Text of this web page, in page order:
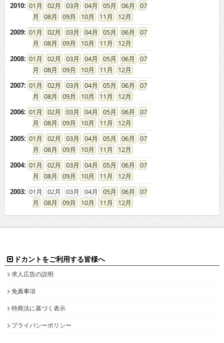
2010: 01 02 03 04 05 06
07
08
09 10 11
12
2009: 01 02 03 04 05 06
07
08
09 10 11
12
2008: 01 02 03 04 05 06
07
08
09 10 11
12
2007: 01 02 03 04 05 06
07
08
09 10 11
12
2006: 01 02 03 04 05 06
07
08
09 10 11
12
2005: 01 02 03 04 05 06
07
08
09 10 11
12
2004: 01 02 03 04 05 06
07
08
09 10 11
12
2003: 01 02 03 04 05 06
07
08
09 10 11 12
ドカントをご利用する皆様へ
求人広告の説明
免責事項
特商法に基づく表示
プライバシーポリシー